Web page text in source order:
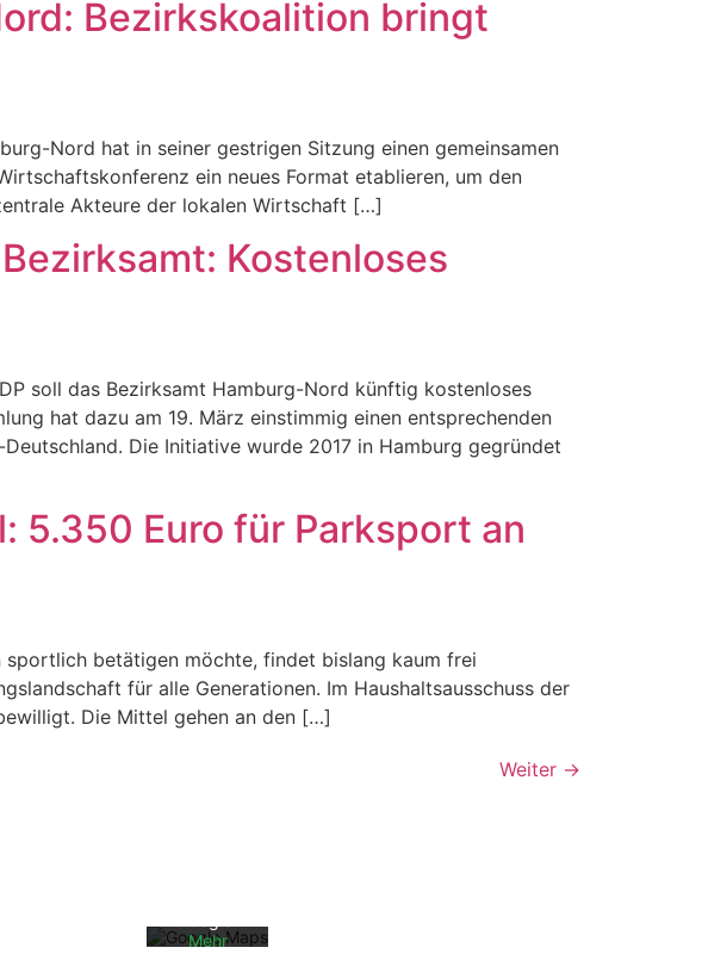
Bezirkskoalition bringt
Nord hat in seiner gestrigen Sitzung einen gemeinsamen
ein neues Format etablieren, um den
Akteure der lokalen Wirtschaft […]
Kostenloses
soll das Bezirksamt Hamburg-Nord künftig kostenloses
hat dazu am 19. März einstimmig einen entsprechenden
Die Initiative wurde 2017 in Hamburg gegründet
5.350 Euro für Parksport an
betätigen möchte, findet bislang kaum frei
für alle Generationen. Im Haushaltsausschuss der
Die Mittel gehen an den […]
Weiter →
Mehr